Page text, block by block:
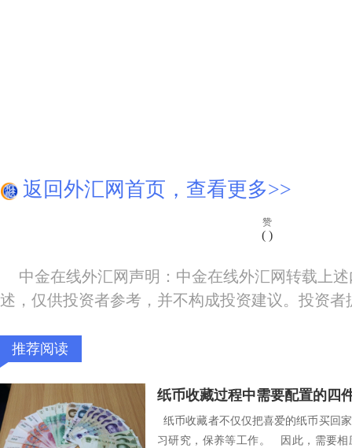
返回外汇网首页，查看更多>>
赞
( )
中金在线外汇网声明：中金在线外汇网转载上
述，仅供投资者参考，并不构成投资建议。投资
推荐阅读
纸币收藏过程中需要配置的四
纸币收藏者不仅仅把喜爱的纸币买回
习研究，保养等工作。 因此，需要相